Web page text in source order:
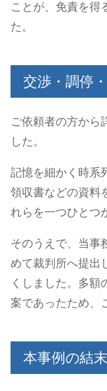
ことが、免責を得
た。
交渉・調停
ご依頼者の方から
した。
記憶を細かく時系
領収書などの資料
れらを一つひとつ
そのうえで、当事
めて裁判所へ提出
くしました。多額
案であったため、
本事例の結末